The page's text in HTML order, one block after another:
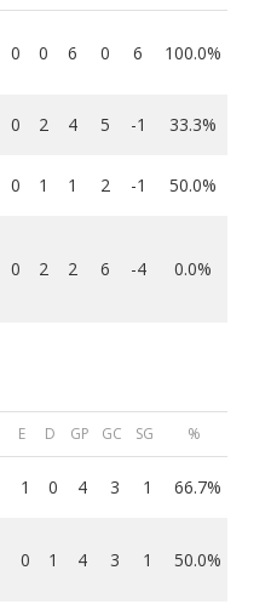
0 0 6 0 6 100.0%
0 2 4 5 -1 33.3%
0 1 1 2 -1 50.0%
0 2 2 6 -4 0.0%
E D GP GC SG %
1 0 4 3 1 66.7%
0 1 4 3 1 50.0%